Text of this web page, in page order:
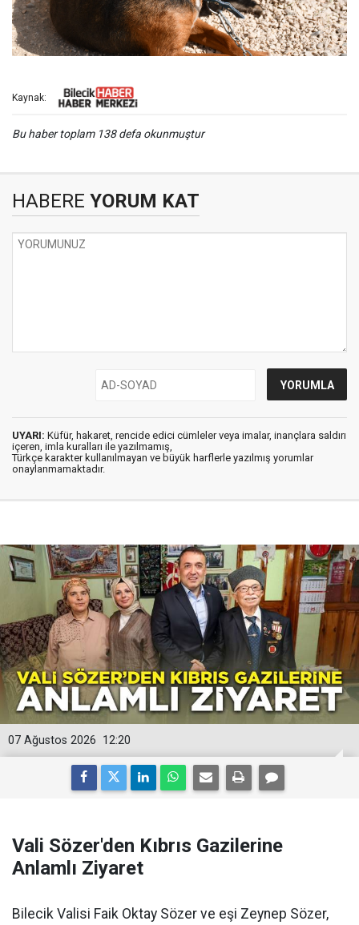
Kaynak:
Bu haber toplam 138 defa okunmuştur
HABERE YORUM KAT
UYARI: Küfür, hakaret, rencide edici cümleler veya imalar, inançlara saldırı
içeren, imla kuralları ile yazılmamış,
Türkçe karakter kullanılmayan ve büyük harflerle yazılmış yorumlar
onaylanmamaktadır.
12:20
07 Ağustos 2026
Vali Sözer'den Kıbrıs Gazilerine
Anlamlı Ziyaret
Bilecik Valisi Faik Oktay Sözer ve eşi Zeynep Sözer,